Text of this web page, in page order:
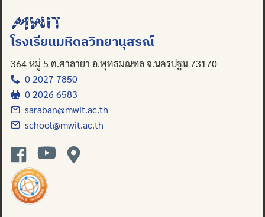
for:
โรงเรียนมหิดลวิทยานุสรณ์
364 หมู่ 5 ต.ศาลายา อ.พุทธมณฑล จ.นครปฐม 73170
0 2027 7850
0 2026 6583
saraban@mwit.ac.th
school@mwit.ac.th